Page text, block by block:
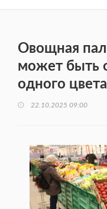
Овощная
может быть
одного цвета
22.10.2025 09:00